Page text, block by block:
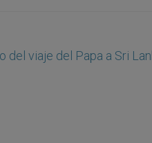
del viaje del Papa a Sri